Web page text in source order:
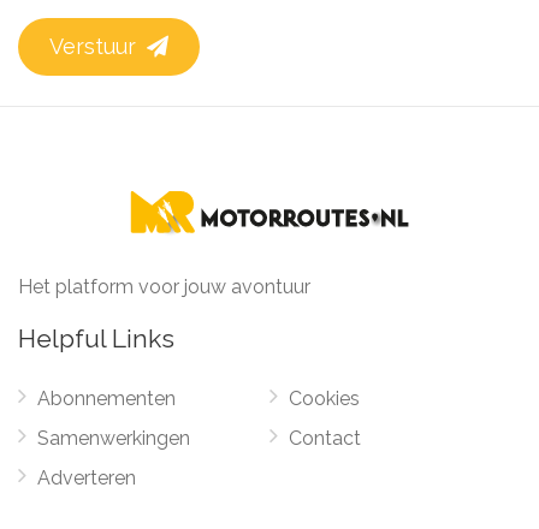
Verstuur
Het platform voor jouw avontuur
Helpful Links
Abonnementen
Samenwerkingen
Adverteren
Cookies
Contact